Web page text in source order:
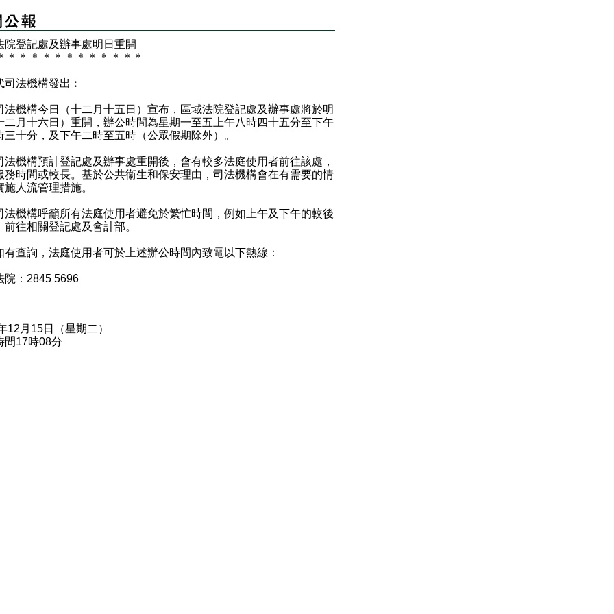
院登記處及辦事處明日重開
＊ ＊ ＊ ＊ ＊ ＊ ＊ ＊ ＊ ＊ ＊ ＊
司法機構發出︰
構今日（十二月十五日）宣布，區域法院登記處及辦事處將於明
二月十六日）重開，辦公時間為星期一至五上午八時四十五分至下午
三十分，及下午二時至五時（公眾假期除外）。
構預計登記處及辦事處重開後，會有較多法庭使用者前往該處，
務時間或較長。基於公共衞生和保安理由，司法機構會在有需要的情
施人流管理措施。
構呼籲所有法庭使用者避免於繁忙時間，例如上午及下午的較後
前往相關登記處及會計部。
詢，法庭使用者可於上述辦公時間內致電以下熱線：
院：2845 5696
12月15日（星期二）
間17時08分